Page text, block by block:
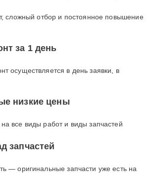
сложный отбор и постоянное повышение
за 1 день
осуществляется в день заявки, в
низкие цены
все виды работ и виды запчастей
запчастей
— оригинальные запчасти уже есть на